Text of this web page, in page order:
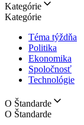
Kategórie
Kategórie
Téma týždňa
Politika
Ekonomika
Spoločnosť
Technológie
O Štandarde
O Štandarde